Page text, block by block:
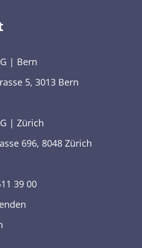
| Bern
5, 3013 Bern
| Zürich
696, 8048 Zürich
39 00